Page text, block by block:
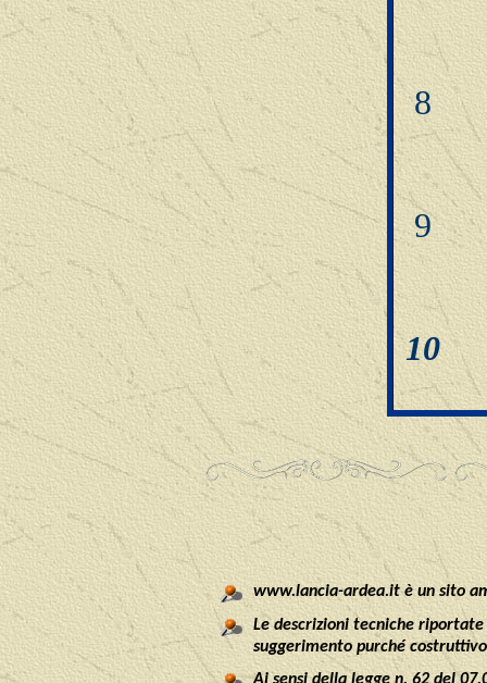
8
9
10
www.lancia-ardea.it è un sito
Le descrizioni tecniche
suggerimento purché